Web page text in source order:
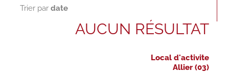
Trier par
AUCUN RÉSULTAT
Local d'activite
Allier (03)